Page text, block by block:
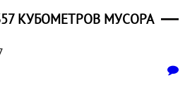
КУБОМЕТРОВ МУСОРА